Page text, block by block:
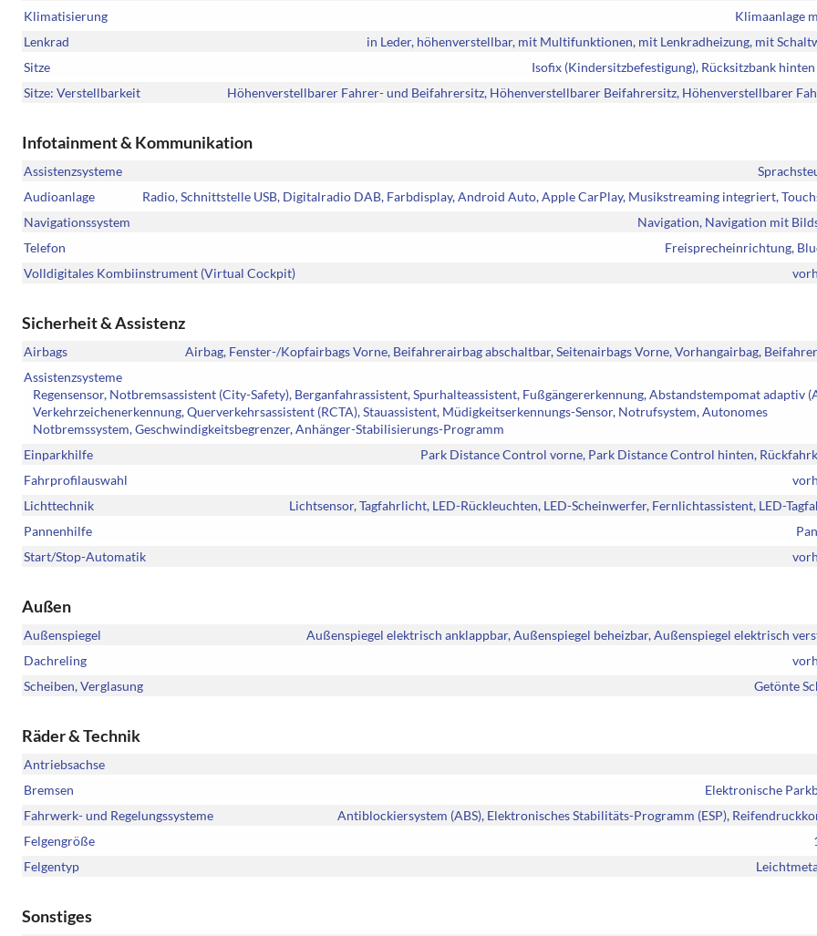
Klimatisierung
Klimaanlage
Lenkrad
in Leder, höhenverstellbar, mit Multifunktionen, mit Lenkradheizung, mit
Sitze
Isofix (Kindersitzbefestigung), Rücksitzbank
Sitze: Verstellbarkeit
Höhenverstellbarer Fahrer- und Beifahrersitz, Höhenverstellbarer Beifahrersitz, Höhenverstellbarer
Infotainment & Kommunikation
Assistenzsysteme
Audioanlage
Radio, Schnittstelle USB, Digitalradio DAB, Farbdisplay, Android Auto, Apple CarPlay, Musikstreaming integriert,
Navigationssystem
Navigation, Navigation mit
Telefon
Freisprecheinrichtung,
Volldigitales Kombiinstrument (Virtual Cockpit)
Sicherheit & Assistenz
Airbags
Airbag, Fenster-/Kopfairbags Vorne, Beifahrerairbag abschaltbar, Seitenairbags Vorne, Vorhangairbag,
Assistenzsysteme
Regensensor, Notbremsassistent (City-Safety), Berganfahrassistent, Spurhalteassistent, Fußgängererkennung, Abstandstempomat adaptiv
Verkehrzeichenerkennung, Querverkehrsassistent (RCTA), Stauassistent, Müdigkeitserkennungs-Sensor, Notrufsystem, Autonomes
Notbremssystem, Geschwindigkeitsbegrenzer, Anhänger-Stabilisierungs-Programm
Einparkhilfe
Park Distance Control vorne, Park Distance Control hinten,
Fahrprofilauswahl
Lichttechnik
Lichtsensor, Tagfahrlicht, LED-Rückleuchten, LED-Scheinwerfer, Fernlichtassistent, LED-
Pannenhilfe
Start/Stop-Automatik
Außen
Außenspiegel
Außenspiegel elektrisch anklappbar, Außenspiegel beheizbar, Außenspiegel elektrisch
Dachreling
Scheiben, Verglasung
Getönte
Räder & Technik
Antriebsachse
Bremsen
Elektronische
Fahrwerk- und Regelungssysteme
Antiblockiersystem (ABS), Elektronisches Stabilitäts-Programm (ESP),
Felgengröße
Felgentyp
Sonstiges